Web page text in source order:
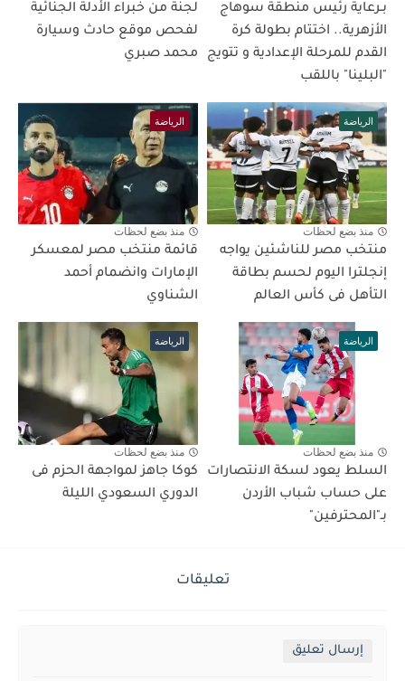
بـرعاية رئيس منطقة سوهاج
الأزهرية.. اختتام بطولة كرة
القدم للمرحلة الإعدادية و تتويج
"البلينا" باللقب
لجنة من خبراء الأدلة الجنائية
لفحص موقع حادث وسيارة
محمد صبري
الرياضة
منذ بضع لحظات
منتخب مصر للناشئين يواجه
إنجلترا اليوم لحسم بطاقة
التأهل فى كأس العالم
الرياضة
منذ بضع لحظات
قائمة منتخب مصر لمعسكر
الإمارات وانضمام أحمد
الشناوي
الرياضة
منذ بضع لحظات
السلط يعود لسكة الانتصارات
على حساب شباب الأردن
بـ"المحترفين"
الرياضة
منذ بضع لحظات
كوكا جاهز لمواجهة الحزم فى
الدوري السعودي الليلة
تعليقات
إرسال تعليق